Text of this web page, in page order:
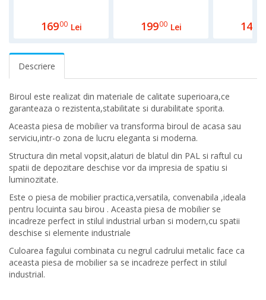
16900 Lei 19900 Lei 149
Descriere
Biroul este realizat din materiale de calitate superioara,ce
garanteaza o rezistenta,stabilitate si durabilitate sporita.
Aceasta piesa de mobilier va transforma biroul de acasa sau
serviciu,intr-o zona de lucru eleganta si moderna.
Structura din metal vopsit,alaturi de blatul din PAL si raftul cu
spatii de depozitare deschise vor da impresia de spatiu si
luminozitate.
Este o piesa de mobilier practica,versatila, convenabila ,ideala
pentru locuinta sau birou . Aceasta piesa de mobilier se
incadreze perfect in stilul industrial urban si modern,cu spatii
deschise si elemente industriale
Culoarea fagului combinata cu negrul cadrului metalic face ca
aceasta piesa de mobilier sa se incadreze perfect in stilul
industrial.